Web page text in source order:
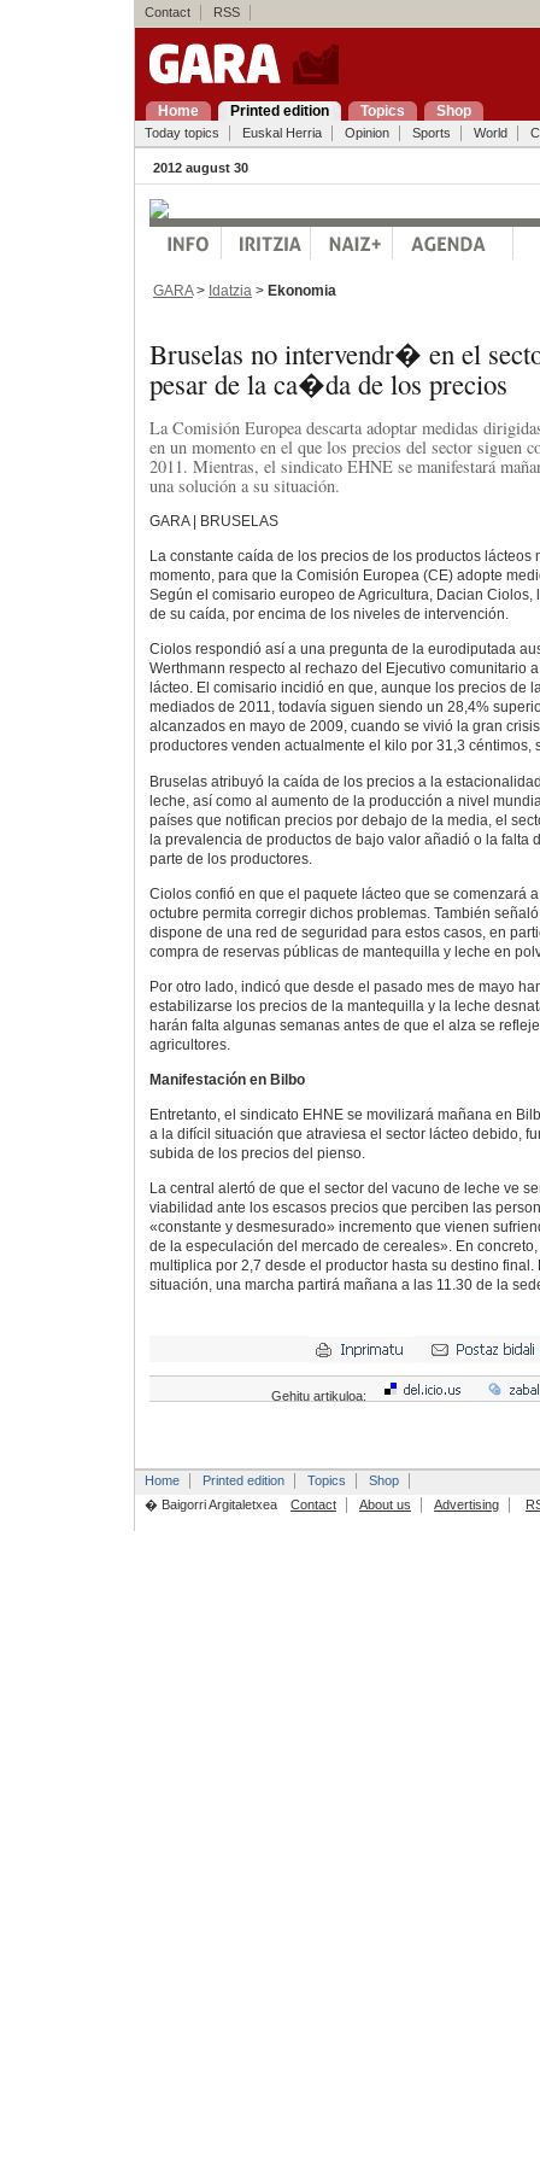
Contact RSS
Home Printed edition Topics Shop
Today topics Euskal Herria Opinion Sports World
2012 august 30
GARA> Idatzia > Ekonomia
Bruselas no intervendr� en el
pesar de la ca�da de los precios
La Comisión Europea descarta adoptar medidas
en un momento en el que los precios del sector siguen
2011. Mientras, el sindicato EHNE se manifestará
una solución a su situación.
GARA | BRUSELAS
La constante caída de los precios de los productos lácteos
momento, para que la Comisión Europea (CE) adopte
Según el comisario europeo de Agricultura, Dacian Ciolos,
de su caída, por encima de los niveles de intervención.
Ciolos respondió así a una pregunta de la eurodiputada
Werthmann respecto al rechazo del Ejecutivo comunitario
lácteo. El comisario incidió en que, aunque los precios de
mediados de 2011, todavía siguen siendo un 28,4%
alcanzados en mayo de 2009, cuando se vivió la gran
productores venden actualmente el kilo por 31,3 céntimos,
Bruselas atribuyó la caída de los precios a la
leche, así como al aumento de la producción a nivel
países que notifican precios por debajo de la media, el
la prevalencia de productos de bajo valor añadió o la falta
parte de los productores.
Ciolos confió en que el paquete lácteo que se comenzará
octubre permita corregir dichos problemas. También
dispone de una red de seguridad para estos casos, en
compra de reservas públicas de mantequilla y leche en
Por otro lado, indicó que desde el pasado mes de mayo
estabilizarse los precios de la mantequilla y la leche
harán falta algunas semanas antes de que el alza se
agricultores.
Manifestación en Bilbo
Entretanto, el sindicato EHNE se movilizará mañana en
a la difícil situación que atraviesa el sector lácteo debido,
subida de los precios del pienso.
La central alertó de que el sector del vacuno de leche ve
viabilidad ante los escasos precios que perciben las
«constante y desmesurado» incremento que vienen
de la especulación del mercado de cereales». En
multiplica por 2,7 desde el productor hasta su destino final.
situación, una marcha partirá mañana a las 11.30 de la
Gehitu artikuloa:
Home Printed edition Topics
Shop
� Baigorri Argitaletxea
Contact About us Advertising